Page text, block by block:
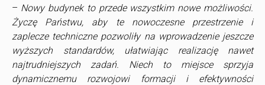
– Nowy budynek to przede wszystkim nowe możliwości.
Życzę Państwu, aby te nowoczesne przestrzenie i
zaplecze techniczne pozwoliły na wprowadzenie jeszcze
wyższych standardów, ułatwiając realizację nawet
najtrudniejszych zadań. Niech to miejsce sprzyja
dynamicznemu rozwojowi formacji i efektywności